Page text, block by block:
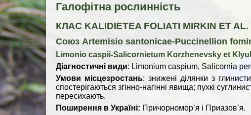
Галофітна рослинність
КЛАС KALIDIETEA FOLIATI MIRKIN ET
Союз Artemisio santonicae-Puccinellion
Limonio caspii-Salicornietum Korzhenevsky et
Діагностичні види: Limonium caspium, Salicornia
Умови місцезростань: знижені ділянки з
спостерігаються згінно-нагінні явища; пухкі
пересихають.
Поширення в Україні: Причорномор’я і Приазов’я.